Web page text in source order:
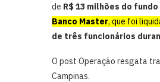
de R$ 13 milhões do
Banco Master, que foi
de três funcionários
O post Operação resgata
Campinas.